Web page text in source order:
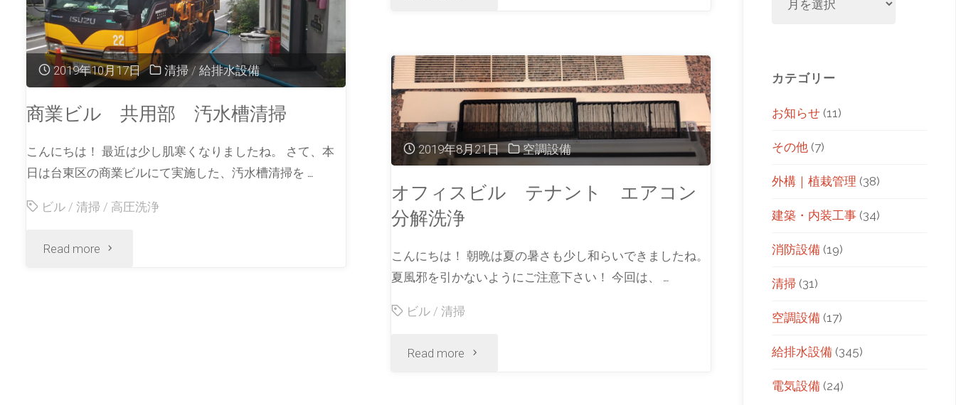
2019年10月17日 清掃 / 給排水設備
商業ビル 共用部 汚水槽清掃
こんにちは！ 最近は少し肌寒くなりましたね。 さて、本
日は台東区の商業ビルにて実施した、汚水槽清掃を …
ビル/ 清掃 / 高圧洗浄
Read more
2019年8月21日 空調設備
オフィスビル テナント エアコン
分解洗浄
こんにちは！ 朝晩は夏の暑さも少し和らいできましたね。
夏風邪を引かないようにご注意下さい！ 今回は、 …
ビル/ 清掃
Read more
カテゴリー
お知らせ (11)
その他 (7)
外構｜植栽管理 (38)
建築・内装工事 (34)
消防設備 (19)
清掃 (31)
空調設備 (17)
給排水設備 (345)
電気設備 (24)